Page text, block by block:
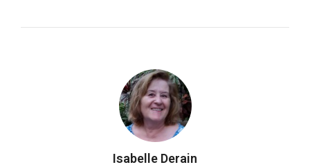
Isabelle Derain